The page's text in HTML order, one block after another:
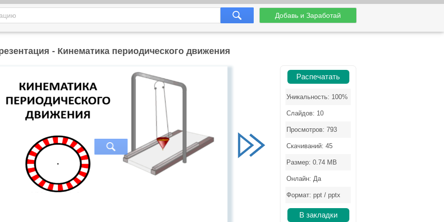
Добавь и Заработай
- Кинематика периодического движения
Распечатать
Уникальность: 100%
Слайдов: 10
Просмотров: 793
Скачиваний: 45
Размер: 0.74 MB
Онлайн: Да
Формат: ppt / pptx
В закладки